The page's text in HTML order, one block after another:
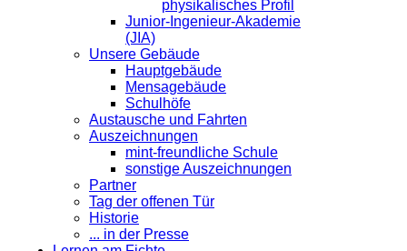
physikalisches Profil
Junior-Ingenieur-Akademie
(JIA)
Unsere Gebäude
Hauptgebäude
Mensagebäude
Schulhöfe
Austausche und Fahrten
Auszeichnungen
mint-freundliche Schule
sonstige Auszeichnungen
Partner
Tag der offenen Tür
Historie
... in der Presse